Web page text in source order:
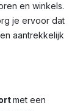
en winkels.
je ervoor dat
aantrekkelijk
met een